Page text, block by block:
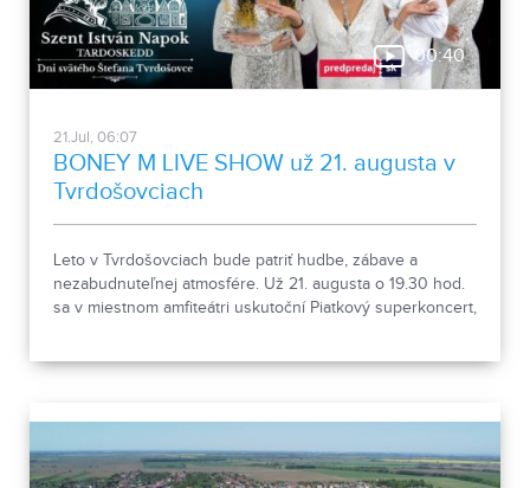
00:40
21.Jul, 06:07
BONEY M LIVE SHOW už 21. augusta v
Tvrdošovciach
Leto v Tvrdošovciach bude patriť hudbe, zábave a
nezabudnuteľnej atmosfére. Už 21. augusta o 19.30 hod.
sa v miestnom amfiteátri uskutoční Piatkový superkoncert,
jedinečnú atmosféru pod holým nebom.